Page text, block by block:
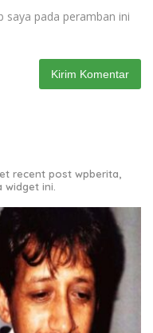
saya pada peramban ini
recent post wpberita,
widget ini.